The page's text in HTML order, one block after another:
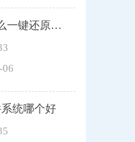
电脑怎么一键还原系统
06
统哪个好